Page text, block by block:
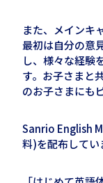
また、メインキ
最初は自分の意
し、様々な経験
す。お子さまと
のお子さまにも
Sanrio English
料)を配布してい